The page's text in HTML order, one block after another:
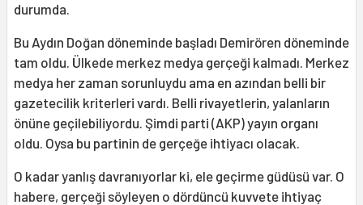
durumda.
Bu Aydın Doğan döneminde başladı Demirören döneminde
tam oldu. Ülkede merkez medya gerçeği kalmadı. Merkez
medya her zaman sorunluydu ama en azından belli bir
gazetecilik kriterleri vardı. Belli rivayetlerin, yalanların
önüne geçilebiliyordu. Şimdi parti (AKP) yayın organı
oldu. Oysa bu partinin de gerçeğe ihtiyacı olacak.
O kadar yanlış davranıyorlar ki, ele geçirme güdüsü var. O
habere, gerçeği söyleyen o dördüncü kuvvete ihtiyaç